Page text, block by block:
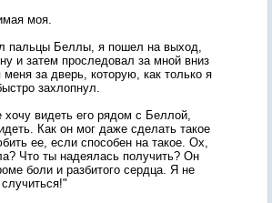
моя.
пальцы Беллы, я пошел на выход,
и затем проследовал за мной вниз
меня за дверь, которую, как только я
захлопнул.
видеть его рядом с Беллой,
Как он мог даже сделать такое
ее, если способен на такое. Ох,
Что ты надеялась получить? Он
боли и разбитого сердца. Я не